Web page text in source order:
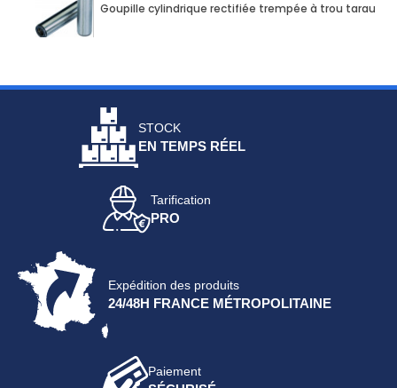
Goupille cylindrique rectifiée trempée à trou taraudé
STOCK
EN TEMPS RÉEL
Tarification
PRO
Expédition des produits
24/48H FRANCE MÉTROPOLITAINE
Paiement